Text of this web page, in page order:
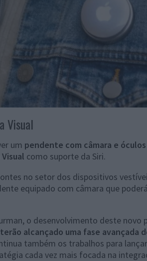
Visual
um pendente com câmara e
como suporte da Siri.
no setor dos dispositivos
equipado com câmara que
o desenvolvimento deste novo
terão alcançado uma fase avançada
também os trabalhos para
cada vez mais focada na